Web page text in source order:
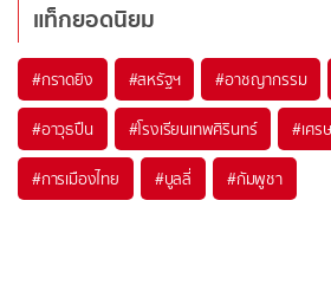
แท็กยอดนิยม
#กราดยิง #สหรัฐฯ #อาชญากรรม
#อาวุธปืน #โรงเรียนเทพศิรินทร์ #เศร
#การเมืองไทย #บูลลี่ #กัมพูชา